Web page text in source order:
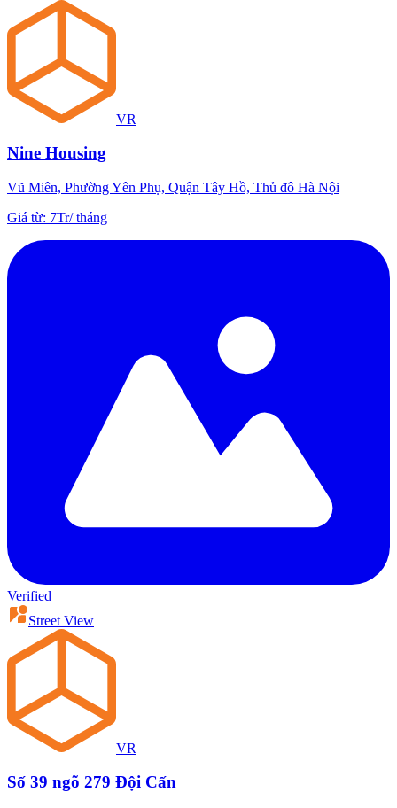
VR
Nine Housing
Vũ Miên, Phường Yên Phụ, Quận Tây Hồ, Thủ đô Hà Nội
Giá từ: 7Tr/tháng
Verified
Street View
VR
Số 39 ngõ 279 Đội Cấn